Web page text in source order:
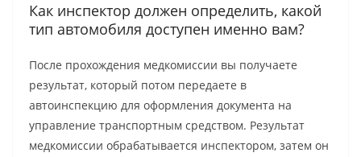
Как инспектор должен определить, какой
тип автомобиля доступен именно вам?
После прохождения медкомиссии вы получаете
результат, который потом передаете в
автоинспекцию для оформления документа на
управление транспортным средством. Результат
медкомиссии обрабатывается инспектором, затем он